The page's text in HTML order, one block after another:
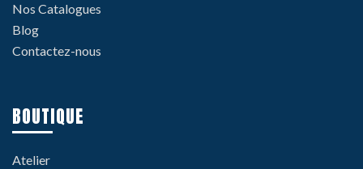
Nos Catalogues
Blog
Contactez-nous
BOUTIQUE
Atelier